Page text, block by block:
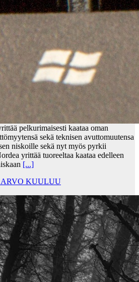
pelkurimaisesti kaataa oman
sekä teknisen avuttomuutensa
niskoille sekä nyt myös pyrkii
yrittää tuoreeltaa kaataa edelleen
[...]
KUULUU